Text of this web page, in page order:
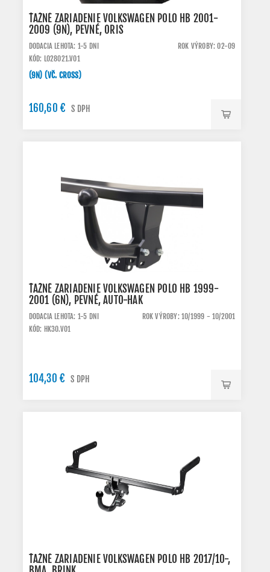
ŤAŽNÉ ZARIADENIE VOLKSWAGEN POLO HB 2001-
2009 (9N), PEVNÉ, ORIS
DODACIA LEHOTA: 1-5 DNI
ROK VÝROBY: 02-09
KÓD: L028021.VO1
(9N) (VČ. CROSS)
160,60 € S DPH
ŤAŽNÉ ZARIADENIE VOLKSWAGEN POLO HB 1999-
2001 (6N), PEVNÉ, AUTO-HAK
DODACIA LEHOTA: 1-5 DNI
ROK VÝROBY: 10/1999 - 10/2001
KÓD: HK30.VO1
104,30 € S DPH
ŤAŽNÉ ZARIADENIE VOLKSWAGEN POLO HB 2017/10-,